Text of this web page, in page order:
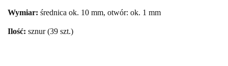
Wymiar: średnica ok. 10 mm, otwór: ok. 1 mm
Ilość: sznur (39 szt.)